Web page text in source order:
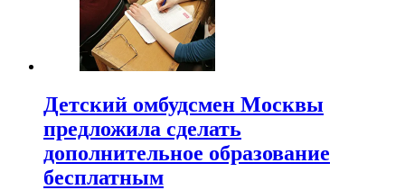
Детский омбудсмен Москвы
предложила сделать
дополнительное образование
бесплатным